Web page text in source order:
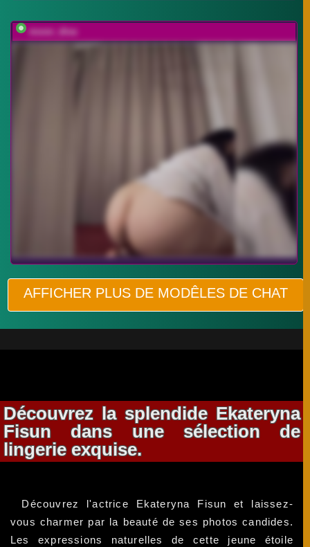
moon_diva
AFFICHER PLUS DE MODÊLES DE CHAT
Découvrez la splendide Ekateryna
Fisun dans une sélection de
lingerie exquise.
Découvrez l'actrice Ekateryna Fisun et laissez-
vous charmer par la beauté de ses photos candides.
Les expressions naturelles de cette jeune étoile